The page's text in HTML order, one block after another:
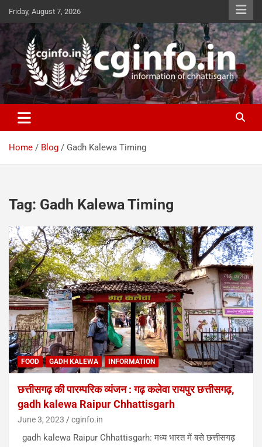
content
Friday, August 7, 2026
cginfo.in
information of Chhattisgarh
Home Blog Gadh Kalewa Timing
Tag: Gadh Kalewa Timing
FOOD GADH KALEWA INFORMATION
छत्तीसगढ़ की पारम्परिक व्यंजन : गढ़ कलेवा रायपुर छत्तीसगढ़,
gadh kalewa Raipur Chhattisgarh
June 3, 2023 cginfo.in
gadh kalewa Raipur Chhattisgarh: मध्य भारत में बसे छत्तीसगढ़